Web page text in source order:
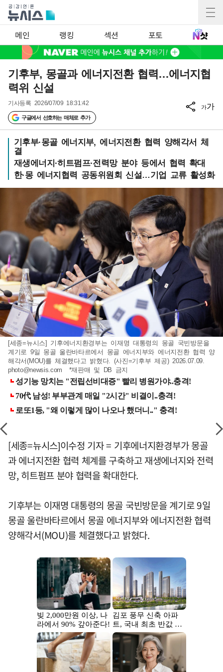
메인 랭킹 섹션 포토
기후부, 몽골과 에너지전환 협력…에너지협
력위 신설
기사등록 2026/07/09 18:31:42
구글에서 선호하는 매체로 추가
가가
기후부·몽골 에너지부, 에너지전환 협력 양해각서 체
결
재생에너지·히트펌프·전력망 분야 등에서 협력 확대
한·몽 에너지협력 공동위원회 신설…기업 교류 활성화
[세종=뉴시스] 기후에너지환경부는 이재명 대통령의 몽골 국빈방문을
계기로 9일 몽골 울란바타르에서 몽골 에너지부와 에너지전환 협력 양
해각서(MOU)를 체결했다고 밝혔다. (사진=기후부 제공) 2026.07.09.
photo@newsis.com *재판매 및 DB 금지
[세종=뉴시스]이수정 기자 = 기후에너지환경부가 몽골
과 에너지전환 협력 체계를 구축하고 재생에너지와 전력
망, 히트펌프 분야 협력을 확대한다.
기후부는 이재명 대통령의 몽골 국빈방문을 계기로 9일
몽골 울란바타르에서 몽골 에너지부와 에너지전환 협력
양해각서(MOU)를 체결했다고 밝혔다.